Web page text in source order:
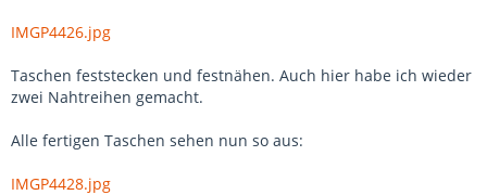
IMGP4426.jpg
Taschen feststecken und festnähen. Auch hier habe ich wieder
zwei Nahtreihen gemacht.
Alle fertigen Taschen sehen nun so aus:
IMGP4428.jpg